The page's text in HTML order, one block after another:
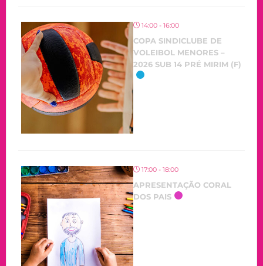
14:00 - 16:00
COPA SINDICLUBE DE
VOLEIBOL MENORES –
2026 SUB 14 PRÉ MIRIM (F)
17:00 - 18:00
APRESENTAÇÃO CORAL
DOS PAIS